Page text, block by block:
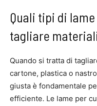
Quali tipi di
tagliare
Quando si tratta di
cartone, plastica o
giusta è fondamentale
efficiente. Le lame per